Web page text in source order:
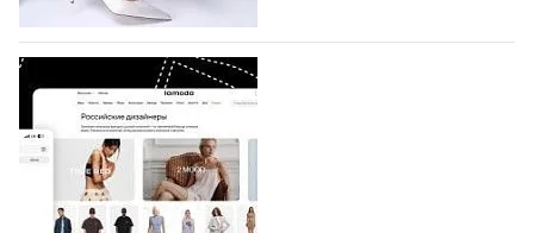
коллекции которых не были представлены в…
07.08.2026 771
BALLINA представит свои новинки на Euro
Shoes
Компания BALLINA Guangzhou Lihuang Footwear
Co., Ltd., основанная в 2011 году и расположенная в
Гуанчжоу, столице моды Китая, является